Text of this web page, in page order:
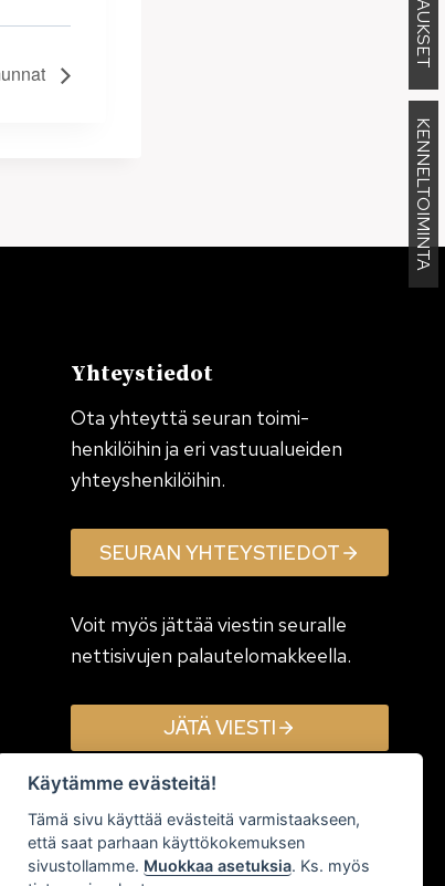
KENNELTOIMINTA
Yhteystiedot
Ota yhteyttä seuran toimi­
henkilöihin ja eri vastuualueiden
yhteyshenkilöihin.
SEURAN YHTEYSTIEDOT
Voit myös jättää viestin seuralle
nettisivujen palautelomakkeella.
JÄTÄ VIESTI
Käytämme evästeitä!
Tämä sivu käyttää evästeitä varmistaakseen,
että saat parhaan käyttökokemuksen
sivustollamme. Muokkaa asetuksia. Ks. myös